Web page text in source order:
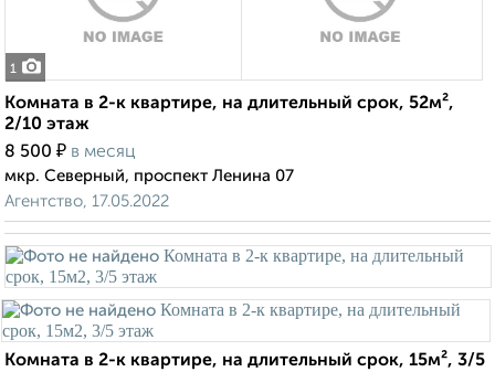
1
Комната в 2-к квартире, на длительный срок, 52м²,
2/10 этаж
8 500 ₽ в месяц
мкр. Северный, проспект Ленина 07
Агентство, 17.05.2022
Комната в 2-к квартире, на длительный срок, 15м², 3/5